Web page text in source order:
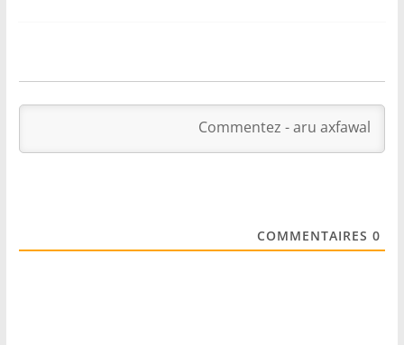
0
COMMENTAIRES